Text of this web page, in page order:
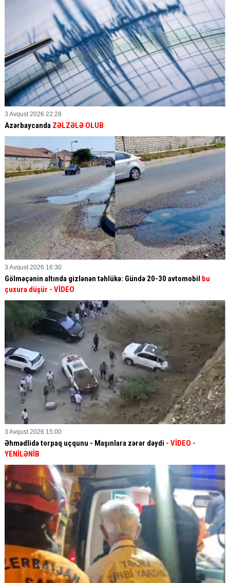
3 Avqust 2026 22:28
Azərbaycanda ZƏLZƏLƏ OLUB
3 Avqust 2026 16:30
Gölməçənin altında gizlənən təhlükə: Gündə 20-30 avtomobil
bu
çuxura düşür - VİDEO
3 Avqust 2026 15:00
Əhmədlidə torpaq uçqunu - Maşınlara zərər dəydi - VİDEO -
YENİLƏNİB